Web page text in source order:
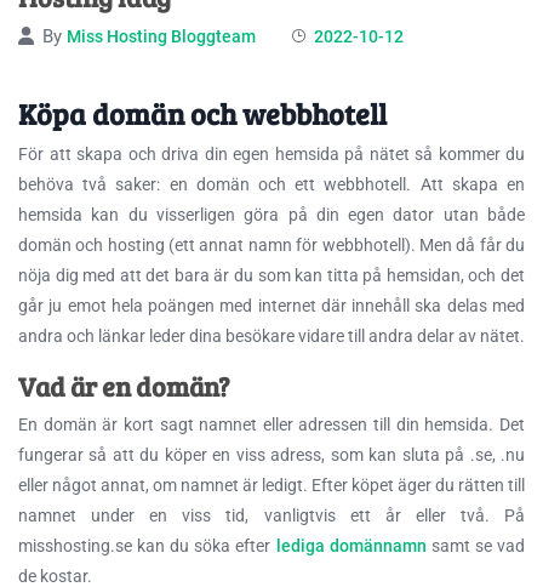
By Miss Hosting Bloggteam 2022-10-12
Köpa domän och webbhotell
För att skapa och driva din egen hemsida på nätet så kommer du
behöva två saker: en domän och ett webbhotell. Att skapa en
hemsida kan du visserligen göra på din egen dator utan både
domän och hosting (ett annat namn för webbhotell). Men då får du
nöja dig med att det bara är du som kan titta på hemsidan, och det
går ju emot hela poängen med internet där innehåll ska delas med
andra och länkar leder dina besökare vidare till andra delar av nätet.
Vad är en domän?
En domän är kort sagt namnet eller adressen till din hemsida. Det
fungerar så att du köper en viss adress, som kan sluta på .se, .nu
eller något annat, om namnet är ledigt. Efter köpet äger du rätten till
namnet under en viss tid, vanligtvis ett år eller två. På
misshosting.se kan du söka efter lediga domännamn samt se vad
de kostar.